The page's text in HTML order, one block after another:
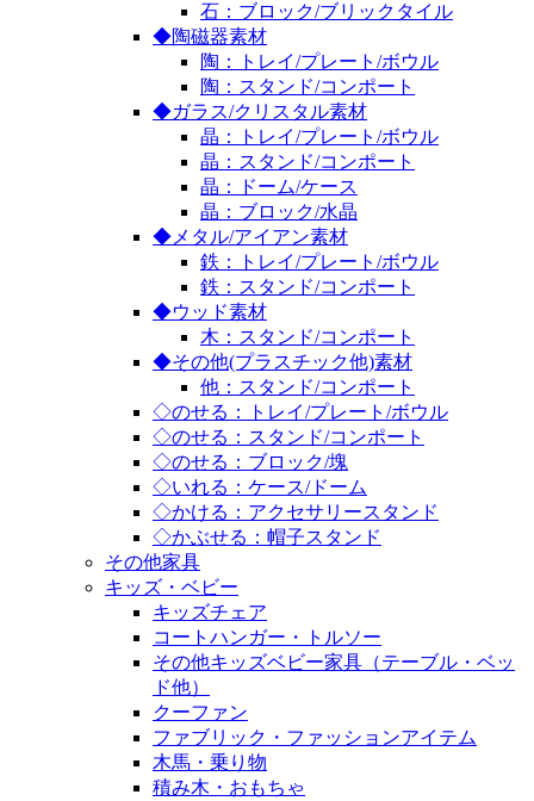
石：ブロック/ブリックタイル
◆陶磁器素材
陶：トレイ/プレート/ボウル
陶：スタンド/コンポート
◆ガラス/クリスタル素材
晶：トレイ/プレート/ボウル
晶：スタンド/コンポート
晶：ドーム/ケース
晶：ブロック/水晶
◆メタル/アイアン素材
鉄：トレイ/プレート/ボウル
鉄：スタンド/コンポート
◆ウッド素材
木：スタンド/コンポート
◆その他(プラスチック他)素材
他：スタンド/コンポート
◇のせる：トレイ/プレート/ボウル
◇のせる：スタンド/コンポート
◇のせる：ブロック/塊
◇いれる：ケース/ドーム
◇かける：アクセサリースタンド
◇かぶせる：帽子スタンド
その他家具
キッズ・ベビー
キッズチェア
コートハンガー・トルソー
その他キッズベビー家具（テーブル・ベッ
ド他）
クーファン
ファブリック・ファッションアイテム
木馬・乗り物
積み木・おもちゃ